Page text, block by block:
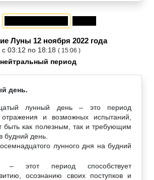
Луны 12 ноября 2022 года
с 03:12 по 18:18 ( 15:06 )
нейтральный период
день.
лунный день – это период
и возможных испытаний,
быть как полезным, так и требующим
будний день.
лунного дня на будний
– этот период способствует
осознанию своих поступков и